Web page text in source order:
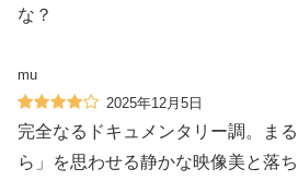
な？
mu
2025年12月5日
完全なるドキュメンタリー調。ま
ら」を思わせる静かな映像美と落